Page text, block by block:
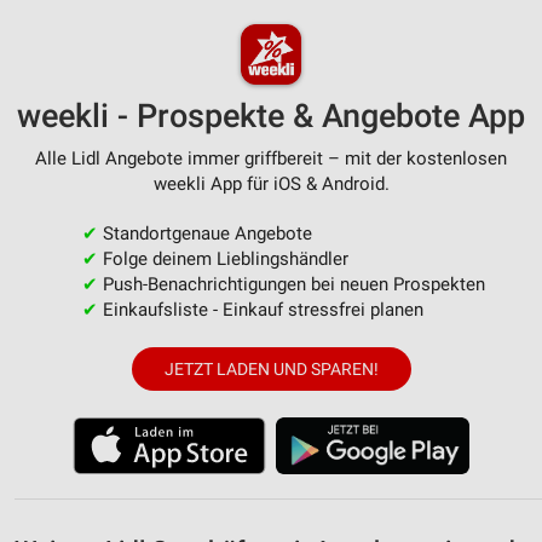
weekli - Prospekte & Angebote App
Alle Lidl Angebote immer griffbereit – mit der kostenlosen
weekli App für iOS & Android.
✔ Standortgenaue Angebote
✔ Folge deinem Lieblingshändler
✔ Push-Benachrichtigungen bei neuen Prospekten
✔ Einkaufsliste - Einkauf stressfrei planen
JETZT LADEN UND SPAREN!
Verwendung von Profilen zur Auswahl
personalisierter Inhalte
Messung der Werbeleistung
Messung der Performance von Inhalten
Analyse von Zielgruppen durch Statistiken oder
Kombinationen von Daten aus verschiedenen
Quellen
Verwendung reduzierter Daten zur Auswahl von
IAB-Besonderheiten:
Geräte anhand von aktiv angeforderten